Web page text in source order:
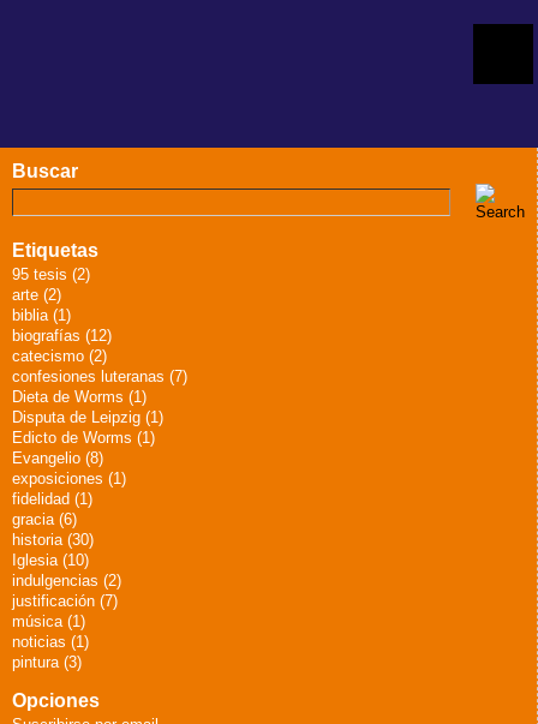
Buscar
Etiquetas
95 tesis (2)
arte (2)
biblia (1)
biografías (12)
catecismo (2)
confesiones luteranas (7)
Dieta de Worms (1)
Disputa de Leipzig (1)
Edicto de Worms (1)
Evangelio (8)
exposiciones (1)
fidelidad (1)
gracia (6)
historia (30)
Iglesia (10)
indulgencias (2)
justificación (7)
música (1)
noticias (1)
pintura (3)
Opciones